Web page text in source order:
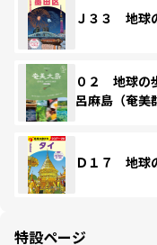
Ｊ３３ 地球
０２ 地球
呂麻島（奄
Ｄ１７ 地球
特設ページ